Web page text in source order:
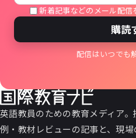
新着記事などのメール配
購読
配信はいつでも
英語教員のための教育メディア
例・教材レビューの記事と、現